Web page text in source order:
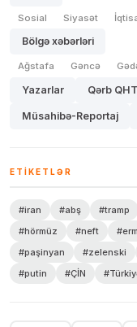
Sosial Siyasət
Bölgə xəbərləri
Ağstafa Gəncə
Yazarlar Qərb
Müsahibə-Reportaj
ETIKETLƏR
#iran #abş #tramp
#hörmüz
#neft
#paşinyan
#zelenski
#putin
#ÇİN